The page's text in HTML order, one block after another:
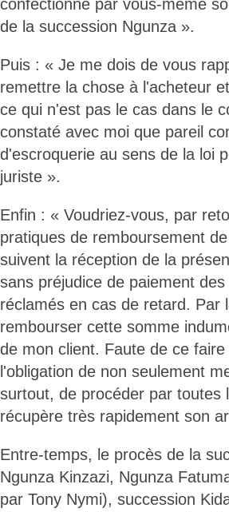
confectionné par vous-même
de la succession Ngunza ».
Puis : « Je me dois de vous
remettre la chose à l'acheteur
ce qui n'est pas le cas dans le
constaté avec moi que pareil
d'escroquerie au sens de la loi
juriste ».
Enfin : « Voudriez-vous, par
pratiques de remboursement
suivent la réception de la
sans préjudice de paiement
réclamés en cas de retard. Par
rembourser cette somme
de mon client. Faute de ce
l'obligation de non seulement
surtout, de procéder par toutes
récupère très rapidement son
Entre-temps, le procès de la
Ngunza Kinzazi, Ngunza
par Tony Nymi), succession